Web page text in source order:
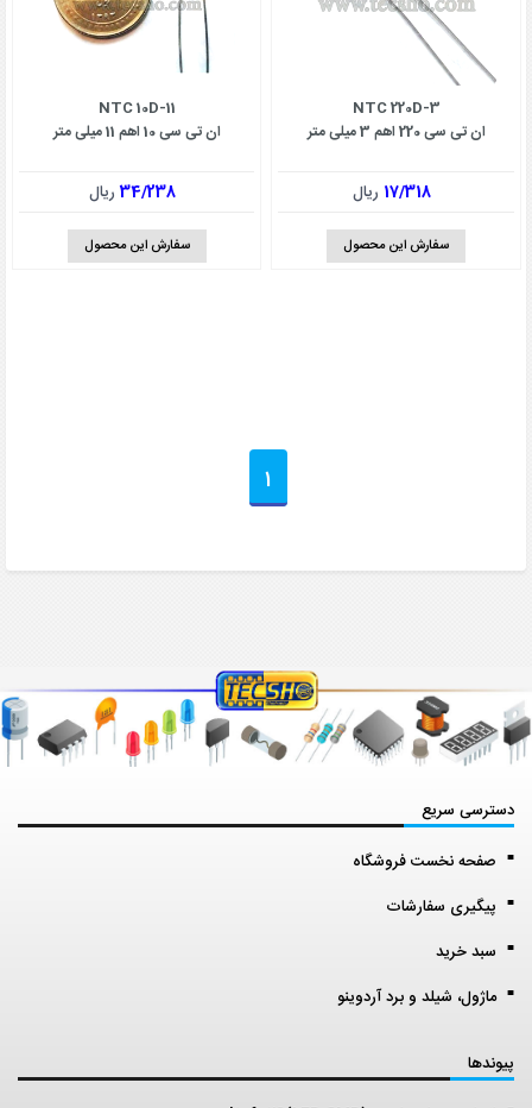
NTC 220D-3
ان تی سی 220 اهم 3 میلی متر
17/318 ریال
سفارش این محصول
NTC 10D-11
ان تی سی 10 اهم 11 میلی متر
34/238ریال
سفارش این محصول
1
دسترسی سریع
صفحه نخست فروشگاه
پیگیری سفارشات
سبد خرید
ماژول، شیلد و برد آردوینو
پیوندها